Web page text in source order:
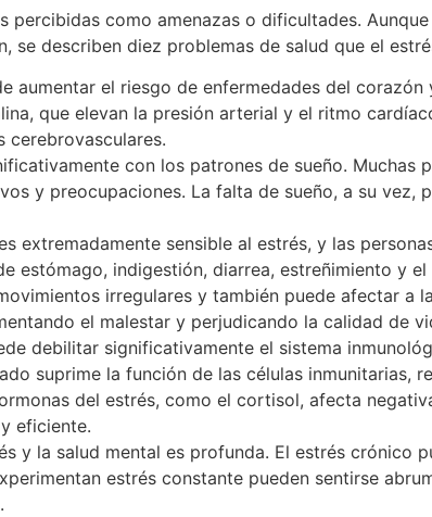
percibidas como amenazas o dificultades.
describen diez problemas de salud que el
aumentar el riesgo de enfermedades del
que elevan la presión arterial y el ritmo
cerebrovasculares.
con los patrones de sueño. Muchas
y preocupaciones. La falta de sueño, a su
extremadamente sensible al estrés, y las
estómago, indigestión, diarrea, estreñimiento y
irregulares y también puede afectar
el malestar y perjudicando la calidad de
debilitar significativamente el sistema
suprime la función de las células
del estrés, como el cortisol, afecta
eficiente.
y la salud mental es profunda. El estrés
estrés constante pueden sentirse